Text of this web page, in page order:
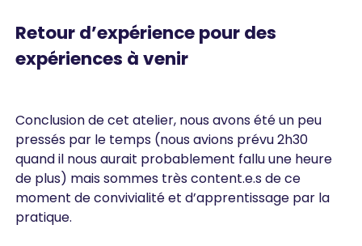
Retour d’expérience pour des
expériences à venir
Conclusion de cet atelier, nous avons été un peu
pressés par le temps (nous avions prévu 2h30
quand il nous aurait probablement fallu une heure
de plus) mais sommes très content.e.s de ce
moment de convivialité et d’apprentissage par la
pratique.